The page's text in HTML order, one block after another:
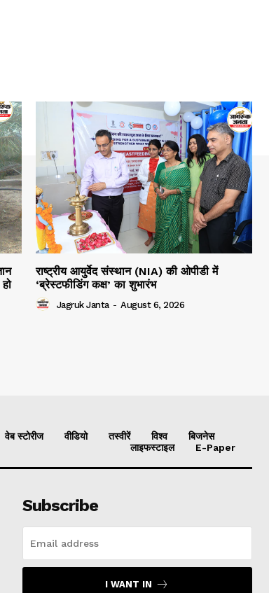
राष्ट्रीय आयुर्वेद संस्थान (NIA) की ओपीडी में
‘ब्रेस्टफीडिंग कक्ष’ का शुभारंभ
Jagruk Janta - August 6, 2026
वेब स्टोरीज वीडियो तस्वीरें विश्व
बिजनेस
लाइफस्टाइल
E-Paper
Subscribe
I WANT IN